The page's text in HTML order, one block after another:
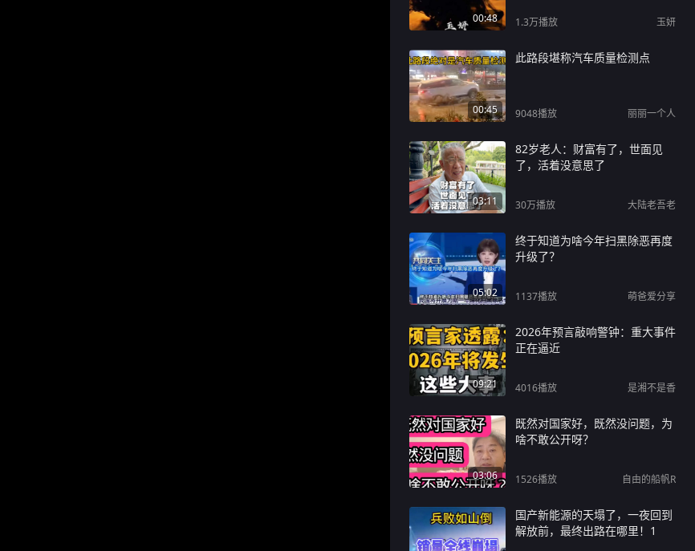
00:48 1.3万播放 玉妍
00:45
此路段堪称汽车质量检测点
9048播放 丽丽一个人
03:11
82岁老人：财富有了，世面见
了，活着没意思了
30万播放 大陆老吾老
05:02
终于知道为啥今年扫黑除恶再度
升级了？
1137播放 萌爸爱分享
09:21
2026年预言敲响警钟：重大事件
正在逼近
4016播放 是湘不是香
03:06
既然对国家好，既然没问题，为
啥不敢公开呀？
1526播放 自由的船帆R
国产新能源的天塌了，一夜回到
解放前，最终出路在哪里！1